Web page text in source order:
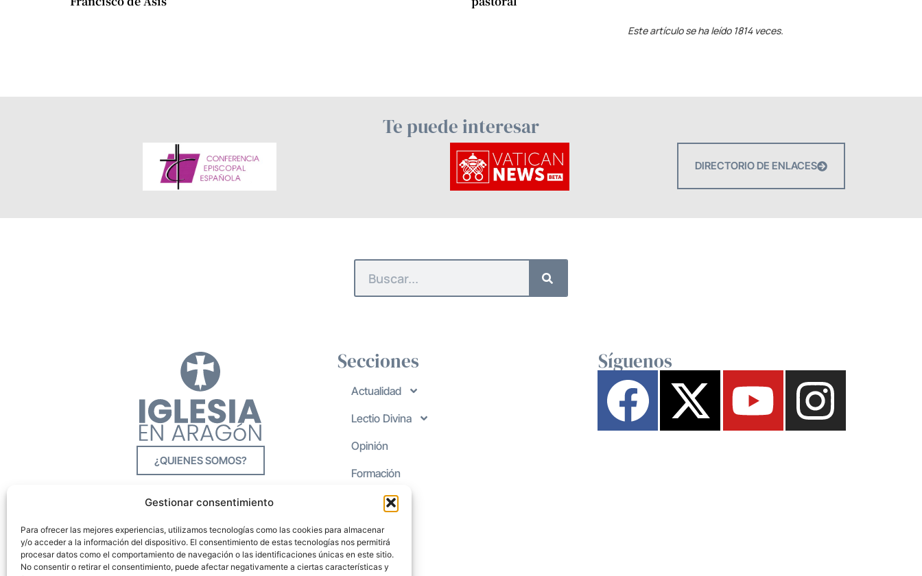
Gestionar consentimiento
Para ofrecer las mejores experiencias, utilizamos tecnologías como las cookies para almacenar
y/o acceder a la información del dispositivo. El consentimiento de estas tecnologías nos permitirá
procesar datos como el comportamiento de navegación o las identificaciones únicas en este sitio.
No consentir o retirar el consentimiento, puede afectar negativamente a ciertas características y
Este artículo se ha leído 1814 veces.
Te puede interesar
DIRECTORIO DE ENLACES
¿QUIENES SOMOS?
Secciones
Actualidad
Lectio Divina
Opinión
Formación
Síguenos